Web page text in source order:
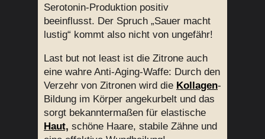
Serotonin-Produktion positiv
beeinflusst. Der Spruch „Sauer macht
lustig“ kommt also nicht von ungefähr!
Last but not least ist die Zitrone auch
eine wahre Anti-Aging-Waffe: Durch den
Verzehr von Zitronen wird die Kollagen-
Bildung im Körper angekurbelt und das
sorgt bekanntermaßen für elastische
Haut, schöne Haare, stabile Zähne und